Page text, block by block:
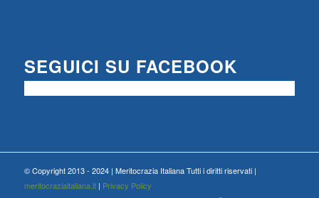
SEGUICI SU FACEBOOK
© Copyright 2013 - 2024 | Meritocrazia Italiana Tutti i diritti riservati |
meritocraziaitaliana.it| Privacy Policy